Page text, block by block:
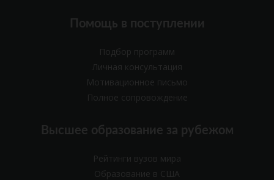
Помощь в поступлении
Подбор программ
Личная консультация
Мотивационное письмо
Полное сопровождение
Высшее образование за рубежом
Рейтинги вузов мира
Образование в США